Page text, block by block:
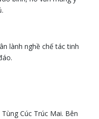
lành nghề chế tác tinh
Cúc Trúc Mai. Bên